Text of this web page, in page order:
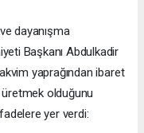
dayanışma
Başkanı Abdulkadir
yaprağından ibaret
üretmek olduğunu
yer verdi: